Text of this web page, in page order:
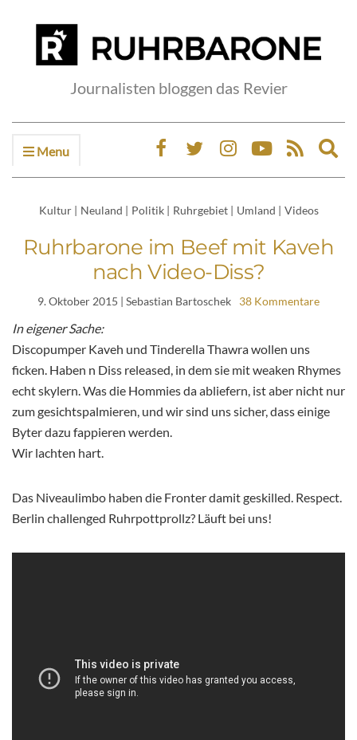
Journalisten bloggen das Revier
Menu
Kultur | Neuland | Politik | Ruhrgebiet | Umland | Videos
Ruhrbarone im Beef mit Kaveh
nach Video-Diss?
9. Oktober 2015 | Sebastian Bartoschek 38 Kommentare
In eigener Sache:
Discopumper Kaveh und Tinderella Thawra wollen uns
ficken. Haben n Diss released, in dem sie mit weaken Rhymes
echt skylern. Was die Hommies da abliefern, ist aber nicht nur
zum gesichtspalmieren, und wir sind uns sicher, dass einige
Byter dazu fappieren werden.
Wir lachten hart.
Das Niveaulimbo haben die Fronter damit geskilled. Respect.
Berlin challenged Ruhrpottprollz? Läuft bei uns!